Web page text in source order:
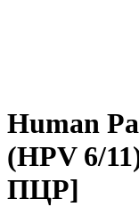
Human
(HPV 6/
ПЦР]